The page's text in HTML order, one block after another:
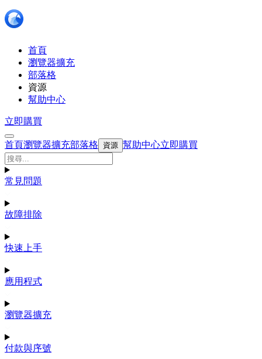
首頁
瀏覽器擴充
部落格
資源
幫助中心
立即購買
首頁瀏覽器擴充部落格 資源 幫助中心立即購買
常見問題
故障排除
快速上手
應用程式
瀏覽器擴充
付款與序號